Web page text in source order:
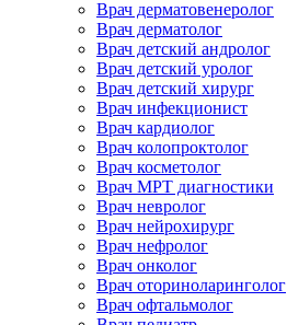
Врач дерматовенеролог
Врач дерматолог
Врач детский андролог
Врач детский уролог
Врач детский хирург
Врач инфекционист
Врач кардиолог
Врач колопроктолог
Врач косметолог
Врач МРТ диагностики
Врач невролог
Врач нейрохирург
Врач нефролог
Врач онколог
Врач оториноларинголог
Врач офтальмолог